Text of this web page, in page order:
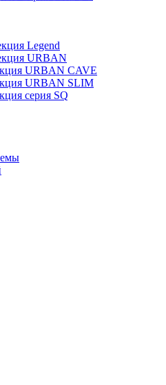
Legend
URBAN
URBAN CAVE
URBAN SLIM
серия SQ